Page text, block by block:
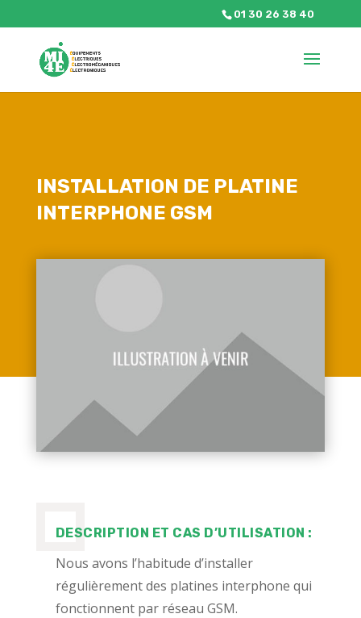
01 30 26 38 40
INSTALLATION DE PLATINE
INTERPHONE GSM
DESCRIPTION ET CAS D’UTILISATION :
Nous avons l’habitude d’installer
régulièrement des platines interphone qui
fonctionnent par réseau GSM.